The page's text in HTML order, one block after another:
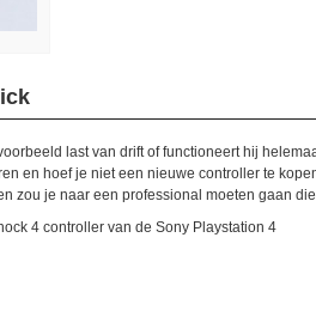
last van drift of functioneert hij
en hoef je niet een nieuwe controller te
zou je naar een professional moeten gaan
4 controller van de Sony Playstation 4